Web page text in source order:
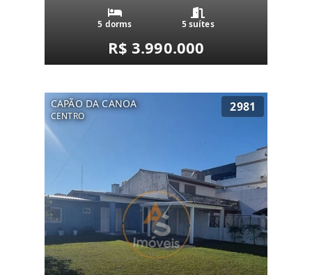
5 dorms 5 suítes
R$ 3.990.000
CAPÃO DA CANOA
CENTRO
2981